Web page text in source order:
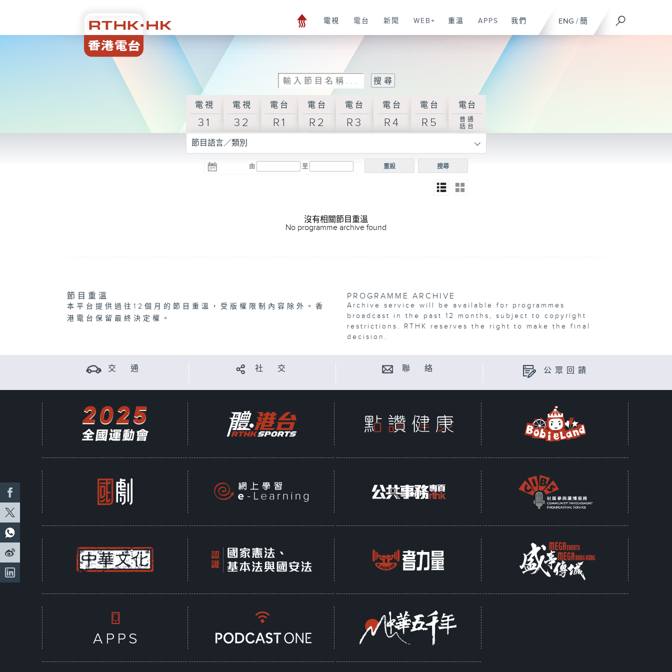
ENG / 簡
電視 電台 新聞 WEB+ 重溫 APPS 我們
電視
31
電視
32
電台
R1
電台
R2
電台
R3
電台
R4
電台
R5
電台
普通
話台
節目語言／類別
由 至 搜尋
重設
沒有相關節目重溫
No programme archive found
節目重溫
本平台提供過往12個月的節目重溫，受版權限制內容除外。香
港電台保留最終決定權。
PROGRAMME ARCHIVE
Archive service will be available for programmes
broadcast in the past 12 months, subject to copyright
restrictions. RTHK reserves the right to make the final
decision.
交 通 社 交 聯 絡 公眾回饋